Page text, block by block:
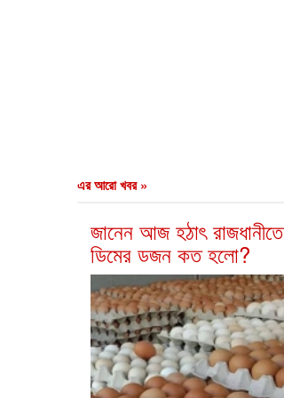
এর আরো খবর »
জানেন আজ হঠাৎ রাজধানীতে
ডিমের ডজন কত হলো?